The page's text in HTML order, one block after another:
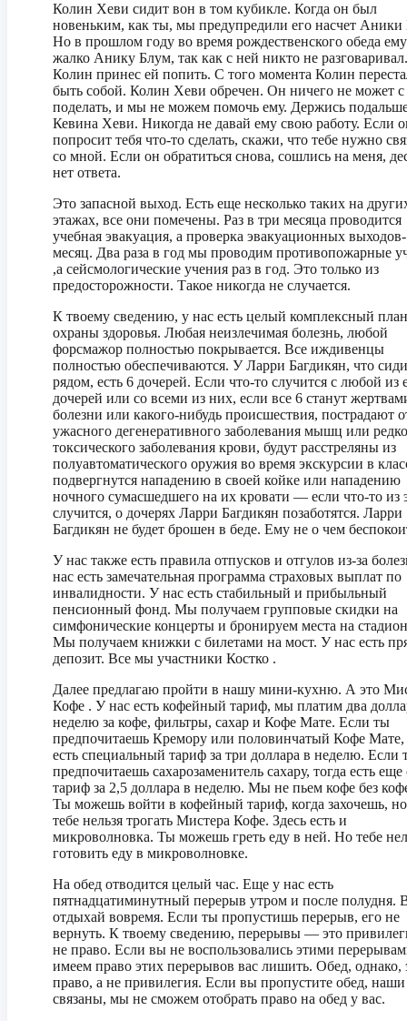
Колин Хеви сидит вон в том кубикле. Когда он был
новеньким, как ты, мы предупредили его насчет Аники
Но в прошлом году во время рождественского обеда
жалко Анику Блум, так как с ней никто не разговаривал.
Колин принес ей попить. С того момента Колин
быть собой. Колин Хеви обречен. Он ничего не может с
поделать, и мы не можем помочь ему. Держись
Кевина Хеви. Никогда не давай ему свою работу. Если
попросит тебя что-то сделать, скажи, что тебе нужно
со мной. Если он обратиться снова, сошлись на меня,
нет ответа.
Это запасной выход. Есть еще несколько таких на
этажах, все они помечены. Раз в три месяца проводится
учебная эвакуация, а проверка эвакуационных выходов-
месяц. Два раза в год мы проводим противопожарные
,а сейсмологические учения раз в год. Это только из
предосторожности. Такое никогда не случается.
К твоему сведению, у нас есть целый комплексный план
охраны здоровья. Любая неизлечимая болезнь, любой
форсмажор полностью покрывается. Все иждивенцы
полностью обеспечиваются. У Ларри Багдикян, что
рядом, есть 6 дочерей. Если что-то случится с любой из
дочерей или со всеми из них, если все 6 станут
болезни или какого-нибудь происшествия, пострадают
ужасного дегенеративного заболевания мышц или
токсического заболевания крови, будут расстреляны из
полуавтоматического оружия во время экскурсии в
подвергнутся нападению в своей койке или нападению
ночного сумасшедшего на их кровати — если что-то из
случится, о дочерях Ларри Багдикян позаботятся. Ларри
Багдикян не будет брошен в беде. Ему не о чем
У нас также есть правила отпусков и отгулов из-за
нас есть замечательная программа страховых выплат по
инвалидности. У нас есть стабильный и прибыльный
пенсионный фонд. Мы получаем групповые скидки на
симфонические концерты и бронируем места на
Мы получаем книжки с билетами на мост. У нас есть
депозит. Все мы участники Костко .
Далее предлагаю пройти в нашу мини-кухню. А это
Кофе . У нас есть кофейный тариф, мы платим два
неделю за кофе, фильтры, сахар и Кофе Мате. Если ты
предпочитаешь Кремору или половинчатый Кофе Мате,
есть специальный тариф за три доллара в неделю. Если
предпочитаешь сахарозаменитель сахару, тогда есть
тариф за 2,5 доллара в неделю. Мы не пьем кофе без
Ты можешь войти в кофейный тариф, когда захочешь,
тебе нельзя трогать Мистера Кофе. Здесь есть и
микроволновка. Ты можешь греть еду в ней. Но тебе
готовить еду в микроволновке.
На обед отводится целый час. Еще у нас есть
пятнадцатиминутный перерыв утром и после полудня.
отдыхай вовремя. Если ты пропустишь перерыв, его не
вернуть. К твоему сведению, перерывы — это
не право. Если вы не воспользовались этими
имеем право этих перерывов вас лишить. Обед, однако,
право, а не привилегия. Если вы пропустите обед,
связаны, мы не сможем отобрать право на обед у вас.